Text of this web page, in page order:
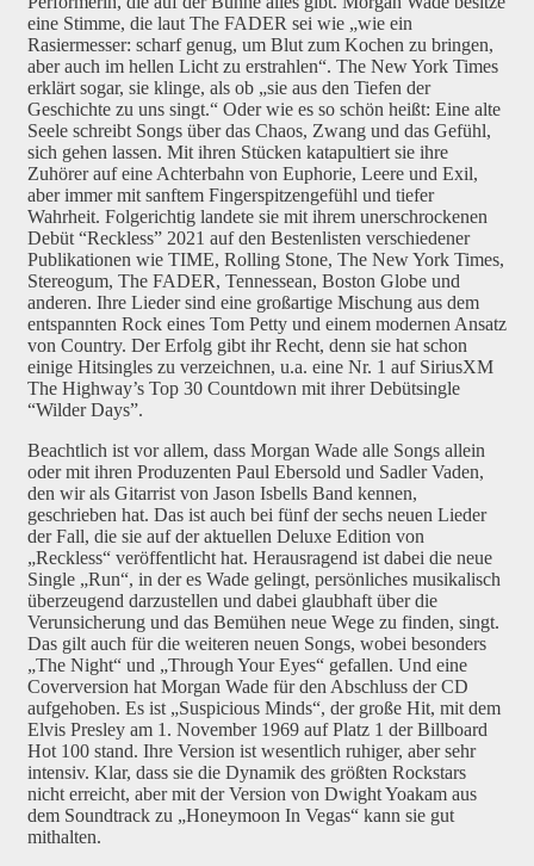
eine Stimme, die laut The FADER sei wie „wie ein
Rasiermesser: scharf genug, um Blut zum Kochen zu bringen,
aber auch im hellen Licht zu erstrahlen“. The New York Times
erklärt sogar, sie klinge, als ob „sie aus den Tiefen der
Geschichte zu uns singt.“ Oder wie es so schön heißt: Eine alte
Seele schreibt Songs über das Chaos, Zwang und das Gefühl,
sich gehen lassen. Mit ihren Stücken katapultiert sie ihre
Zuhörer auf eine Achterbahn von Euphorie, Leere und Exil,
aber immer mit sanftem Fingerspitzengefühl und tiefer
Wahrheit. Folgerichtig landete sie mit ihrem unerschrockenen
Debüt “Reckless” 2021 auf den Bestenlisten verschiedener
Publikationen wie TIME, Rolling Stone, The New York Times,
Stereogum, The FADER, Tennessean, Boston Globe und
anderen. Ihre Lieder sind eine großartige Mischung aus dem
entspannten Rock eines Tom Petty und einem modernen Ansatz
von Country. Der Erfolg gibt ihr Recht, denn sie hat schon
einige Hitsingles zu verzeichnen, u.a. eine Nr. 1 auf SiriusXM
The Highway’s Top 30 Countdown mit ihrer Debütsingle
“Wilder Days”.
Beachtlich ist vor allem, dass Morgan Wade alle Songs allein
oder mit ihren Produzenten Paul Ebersold und Sadler Vaden,
den wir als Gitarrist von Jason Isbells Band kennen,
geschrieben hat. Das ist auch bei fünf der sechs neuen Lieder
der Fall, die sie auf der aktuellen Deluxe Edition von
„Reckless“ veröffentlicht hat. Herausragend ist dabei die neue
Single „Run“, in der es Wade gelingt, persönliches musikalisch
überzeugend darzustellen und dabei glaubhaft über die
Verunsicherung und das Bemühen neue Wege zu finden, singt.
Das gilt auch für die weiteren neuen Songs, wobei besonders
„The Night“ und „Through Your Eyes“ gefallen. Und eine
Coverversion hat Morgan Wade für den Abschluss der CD
aufgehoben. Es ist „Suspicious Minds“, der große Hit, mit dem
Elvis Presley am 1. November 1969 auf Platz 1 der Billboard
Hot 100 stand. Ihre Version ist wesentlich ruhiger, aber sehr
intensiv. Klar, dass sie die Dynamik des größten Rockstars
nicht erreicht, aber mit der Version von Dwight Yoakam aus
dem Soundtrack zu „Honeymoon In Vegas“ kann sie gut
mithalten.